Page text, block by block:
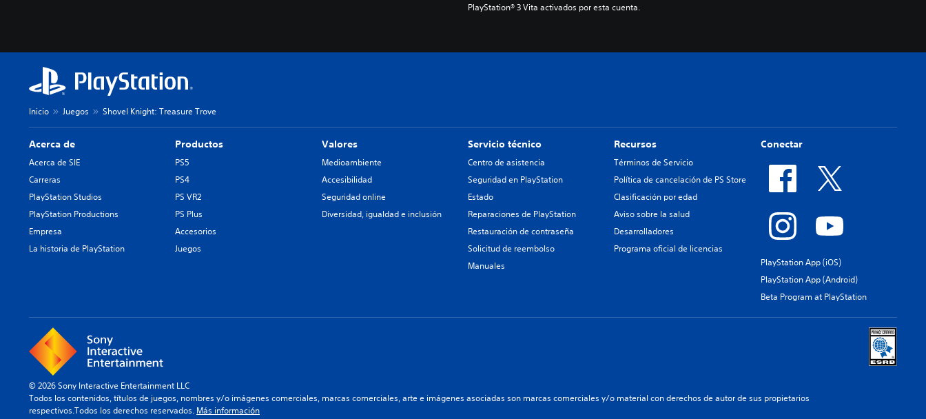
PlayStation® 3 Vita activados por esta cuenta.
Inicio Juegos Shovel Knight: Treasure Trove
Acerca de
Acerca de SIE
Carreras
PlayStation Studios
PlayStation Productions
Empresa
La historia de PlayStation
Productos
PS5
PS4
PS VR2
PS Plus
Accesorios
Juegos
Valores
Medioambiente
Accesibilidad
Seguridad online
Diversidad, igualdad e inclusión
Servicio técnico
Centro de asistencia
Seguridad en PlayStation
Estado
Reparaciones de PlayStation
Restauración de contraseña
Solicitud de reembolso
Manuales
Recursos
Términos de Servicio
Política de cancelación de PS Store
Clasificación por edad
Aviso sobre la salud
Desarrolladores
Programa oficial de licencias
Conectar
PlayStation App (iOS)
PlayStation App (Android)
Beta Program at PlayStation
© 2026 Sony Interactive Entertainment LLC
Todos los contenidos, títulos de juegos, nombres y/o imágenes comerciales, marcas comerciales, arte e imágenes asociadas son marcas comerciales y/o material con derechos de autor de sus propietarios
respectivos.Todos los derechos reservados. Más información